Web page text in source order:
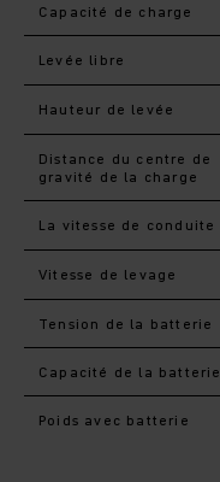
Capacité de charge
Levée libre
Hauteur de levée
Distance du centre de
gravité de la charge
La vitesse de conduite
Vitesse de levage
Tension de la batterie
Capacité de la batterie
Poids avec batterie